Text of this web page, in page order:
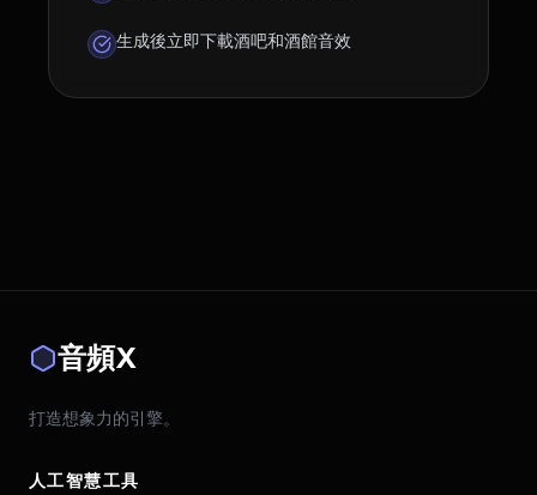
生成後立即下載酒吧和酒館音效
音頻X
打造想象力的引擎。
人工智慧工具